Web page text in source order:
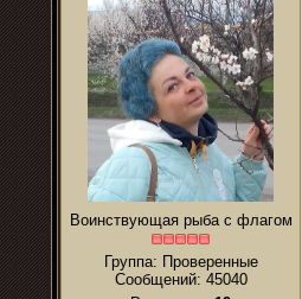
Воинствующая рыба с флагом
Группа: Проверенные
Сообщений: 45040